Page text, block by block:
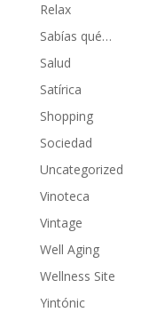
Relax
Sabías qué…
Salud
Satírica
Shopping
Sociedad
Uncategorized
Vinoteca
Vintage
Well Aging
Wellness Site
Yintónic